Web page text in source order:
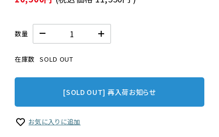
数量
在庫数 SOLD OUT
[SOLD OUT] 再入荷お知らせ
お気に入りに追加